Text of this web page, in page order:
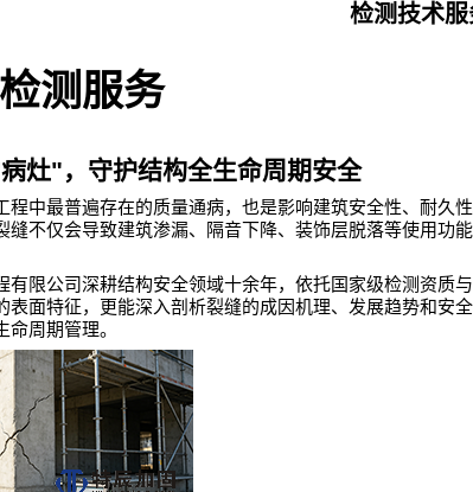
检测技术
测服务
病灶"，守护结构全生命周期安全
程中最普遍存在的质量通病，也是影响建筑安全性、耐久
缝不仅会导致建筑渗漏、隔音下降、装饰层脱落等使用功
有限公司 深耕结构安全领域十余年，依托国家级检测资质
表面特征，更能深入剖析裂缝的成因机理、发展趋势和安
周期管理。